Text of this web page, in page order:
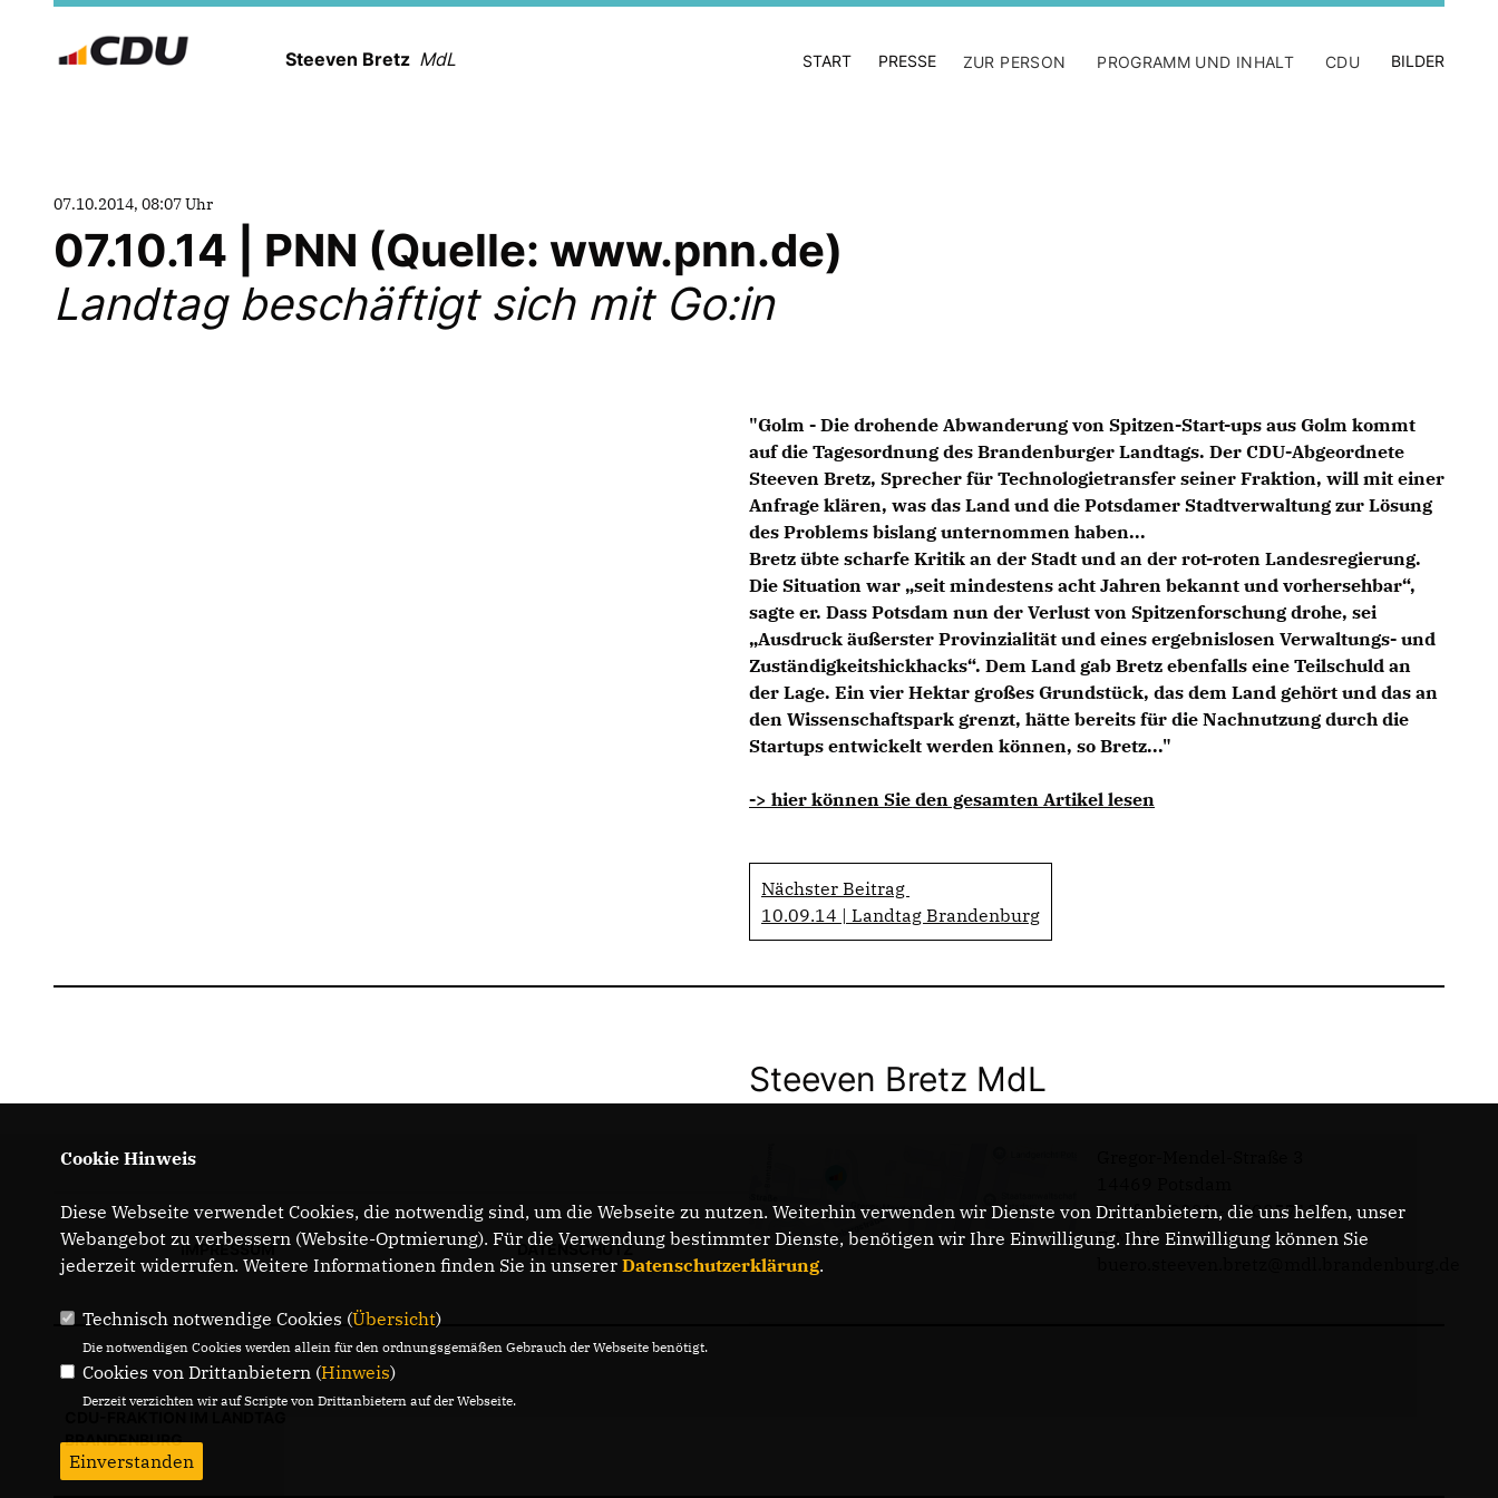
Steeven Bretz MdL START PRESSE ZUR PERSON PROGRAMM UND INHALT CDU BILDER
07.10.2014, 08:07 Uhr
07.10.14 | PNN (Quelle: www.pnn.de)
Landtag beschäftigt sich mit Go:in
"Golm - Die drohende Abwanderung von Spitzen-Start-ups aus Golm kommt
auf die Tagesordnung des Brandenburger Landtags. Der CDU-Abgeordnete
Steeven Bretz, Sprecher für Technologietransfer seiner Fraktion, will mit einer
Anfrage klären, was das Land und die Potsdamer Stadtverwaltung zur Lösung
des Problems bislang unternommen haben...
Bretz übte scharfe Kritik an der Stadt und an der rot-roten Landesregierung.
Die Situation war „seit mindestens acht Jahren bekannt und vorhersehbar“,
sagte er. Dass Potsdam nun der Verlust von Spitzenforschung drohe, sei
Ausdruck äußerster Provinzialität und eines ergebnislosen Verwaltungs- und
Zuständigkeitshickhacks“. Dem Land gab Bretz ebenfalls eine Teilschuld an
der Lage. Ein vier Hektar großes Grundstück, das dem Land gehört und das an
den Wissenschaftspark grenzt, hätte bereits für die Nachnutzung durch die
Startups entwickelt werden können, so Bretz..."
-> hier können Sie den gesamten Artikel lesen
Nächster Beitrag
10.09.14 | Landtag Brandenburg
IMPRESSUM DATENSCHUTZ
Steeven Bretz MdL
Telefon: 0331 - 20085713
E-Mail:
BRANDENBURG
Cookie Hinweis
Diese Webseite verwendet Cookies, die notwendig sind, um die Webseite zu nutzen. Weiterhin verwenden wir Dienste von Drittanbietern, die uns helfen, unser
Webangebot zu verbessern (Website-Optmierung). Für die Verwendung bestimmter Dienste, benötigen wir Ihre Einwilligung. Ihre Einwilligung können Sie
jederzeit widerrufen. Weitere Informationen finden Sie in unserer Datenschutzerklärung.
Technisch notwendige Cookies (Übersicht)
Die notwendigen Cookies werden allein für den ordnungsgemäßen Gebrauch der Webseite benötigt.
Cookies von Drittanbietern (Hinweis)
Derzeit verzichten wir auf Scripte von Drittanbietern auf der Webseite.
Einverstanden